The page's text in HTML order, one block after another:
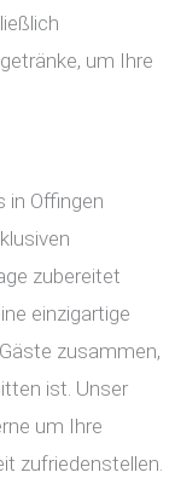
um Ihre
in Offingen
zubereitet
einzigartige
zusammen,
ist. Unser
um Ihre
zufriedenstellen.